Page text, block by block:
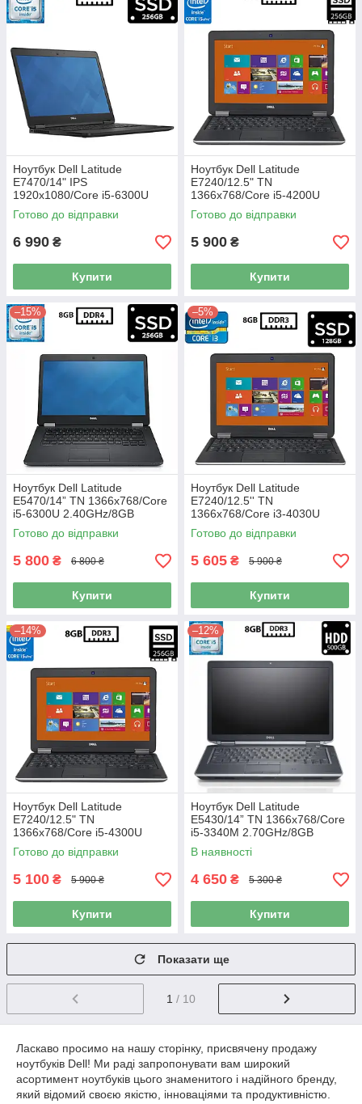
Ноутбук Dell Latitude
E7470/14" IPS
1920x1080/Core i5-6300U
2.40GHz/8GB DDR4/SSD
256GB/HD Graphics 520/
Готово до відправки
6 990 ₴
Купити
Ноутбук Dell Latitude
E7240/12.5" TN
1366x768/Core i5-4200U
1.60GHz/8GB DDR3/SSD
256GB mSATA/HD Graphics
Готово до відправки
5 900 ₴
Купити
–15%
Ноутбук Dell Latitude
E5470/14” TN 1366x768/Core
i5-6300U 2.40GHz/8GB
DDR4/SSD 256GB/HD
Graphics 520/Камера Б/В
Готово до відправки
5 800 ₴ 6 800 ₴
Купити
–5%
Ноутбук Dell Latitude
E7240/12.5'' TN
1366x768/Core i3-4030U
1.90GHz/8GB DDR3/SSD
128GB mSATA/HD Graphics
Готово до відправки
5 605 ₴ 5 900 ₴
Купити
–14%
Ноутбук Dell Latitude
E7240/12.5" TN
1366x768/Core i5-4300U
1.90GHz/8GB DDR3/SSD
256GB mSATA/HD Graphics
Готово до відправки
5 100 ₴ 5 900 ₴
Купити
–12%
Ноутбук Dell Latitude
E5430/14” TN 1366x768/Core
i5-3340M 2.70GHz/8GB
DDR3/HDD 500GB/Intel HD
Graphics Б/В
В наявності
4 650 ₴ 5 300 ₴
Купити
Показати ще
1 / 10
Ласкаво просимо на нашу сторінку, присвячену продажу
ноутбуків Dell! Ми раді запропонувати вам широкий
асортимент ноутбуків цього знаменитого і надійного бренду,
який відомий своєю якістю, інноваціями та продуктивністю.